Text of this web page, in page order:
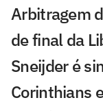
Arbitragem
de final da
Sneijder é
Corinthians